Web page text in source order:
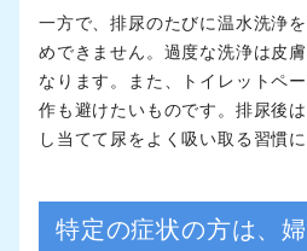
一方で、排尿のたびに温水洗浄
めできません。過度な洗浄は皮
なります。また、トイレットペ
作も避けたいものです。排尿後
し当てて尿をよく吸い取る習慣に
特定の症状の方は、